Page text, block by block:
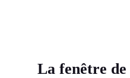
La fenêtre de